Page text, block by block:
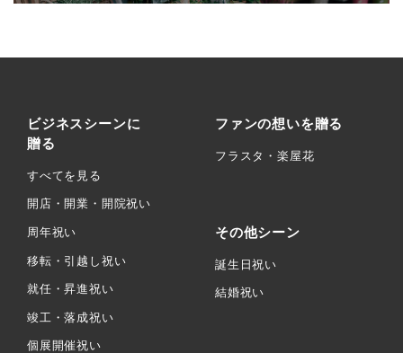
ビジネスシーンに
贈る
すべてを見る
開店・開業・開院祝い
周年祝い
移転・引越し祝い
就任・昇進祝い
竣工・落成祝い
個展開催祝い
ファンの想いを贈る
フラスタ・楽屋花
その他シーン
誕生日祝い
結婚祝い